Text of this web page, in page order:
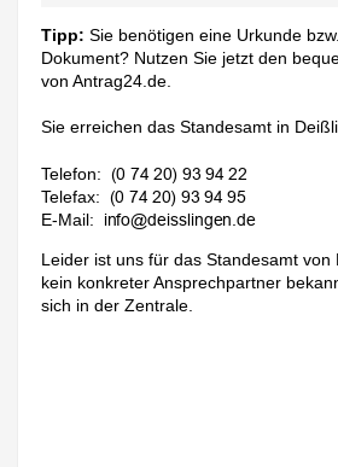
Tipp: Sie benötigen eine Urkunde
Dokument? Nutzen Sie jetzt den
von Antrag24.de.
Sie erreichen das Standesamt in
Telefon:
Telefax:
E-Mail:
Leider ist uns für das Standesamt von
kein konkreter Ansprechpartner
sich in der Zentrale.